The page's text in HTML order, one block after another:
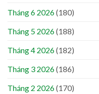
Tháng 6 2026(180)
Tháng 5 2026(188)
Tháng 4 2026(182)
Tháng 3 2026(186)
Tháng 2 2026(170)